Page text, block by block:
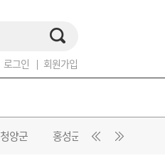
로그인 회원가입
청양군 홍성군 예산군